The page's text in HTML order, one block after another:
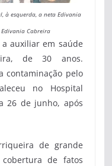
à esquerda, a neta Edivania
Cabreira
auxiliar em saúde
de 30 anos.
contaminação pelo
no Hospital
26 de junho, após
de grande
de fatos